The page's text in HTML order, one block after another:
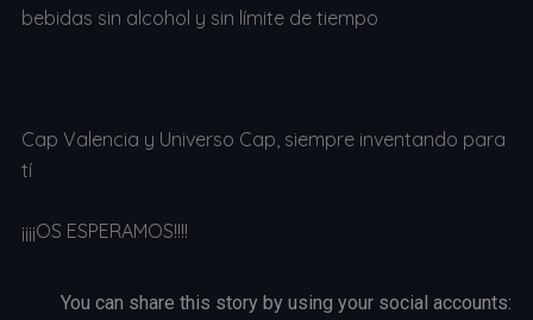
bebidas sin alcohol y sin límite de tiempo
Cap Valencia y Universo Cap, siempre inventando para
tí
¡¡¡¡OS ESPERAMOS!!!!
You can share this story by using your social accounts: